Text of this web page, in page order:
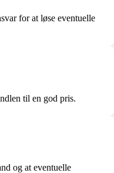
for at løse eventuelle
til en god pris.
og at eventuelle